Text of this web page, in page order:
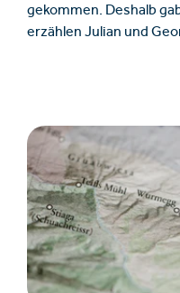
gekommen. Deshalb
erzählen Julian und